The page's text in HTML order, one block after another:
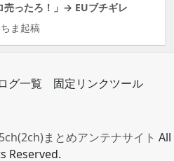
ったろ！」→ EUブチギレ
ま起稿
グ一覧
固定リンクツール
まとめアンテナサイト All
Reserved.